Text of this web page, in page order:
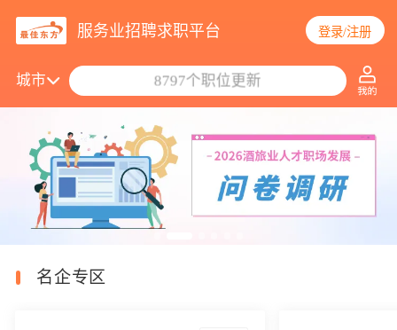
服务业招聘求职平台 登录/注册
城市
8797个职位更新
名企专区